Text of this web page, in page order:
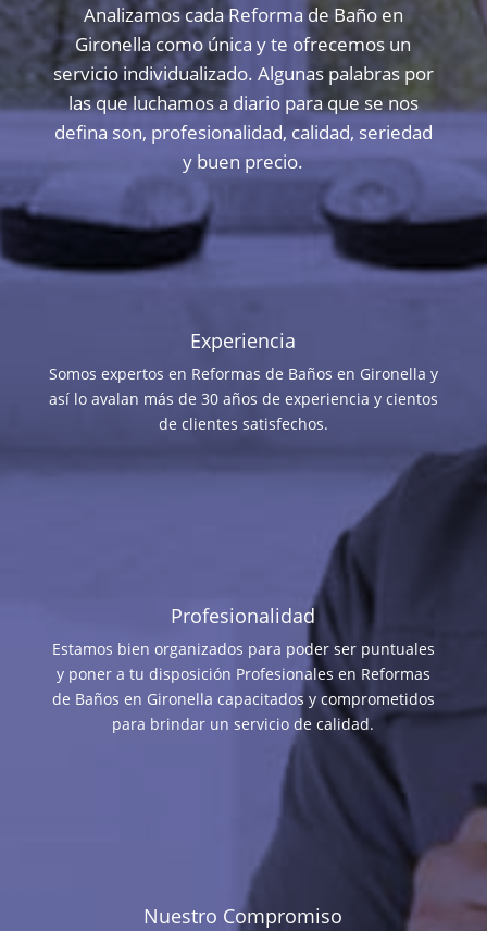
Analizamos cada Reforma de Baño en
Gironella como única y te ofrecemos un
servicio individualizado. Algunas palabras por
las que luchamos a diario para que se nos
defina son, profesionalidad, calidad, seriedad
y buen precio.
Experiencia
Somos expertos en Reformas de Baños en Gironella y
así lo avalan más de 30 años de experiencia y cientos
de clientes satisfechos.
Profesionalidad
Estamos bien organizados para poder ser puntuales
y poner a tu disposición Profesionales en Reformas
de Baños en Gironella capacitados y comprometidos
para brindar un servicio de calidad.
Nuestro Compromiso